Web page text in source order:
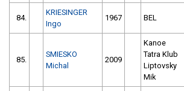
84.
KRIESINGER
Ingo
1967 BEL
85.
SMIESKO
Michal
2009
Kanoe
Tatra Klub
Liptovsky
Mik